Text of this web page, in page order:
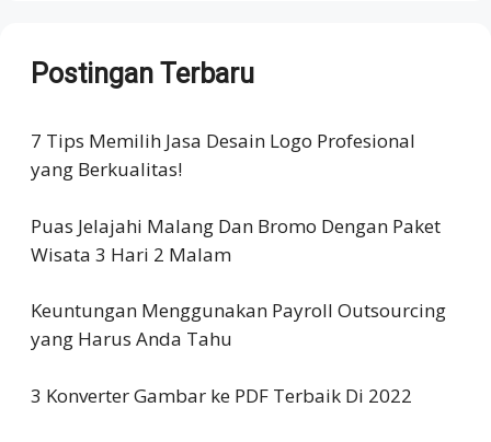
Postingan Terbaru
7 Tips Memilih Jasa Desain Logo Profesional
yang Berkualitas!
Puas Jelajahi Malang Dan Bromo Dengan Paket
Wisata 3 Hari 2 Malam
Keuntungan Menggunakan Payroll Outsourcing
yang Harus Anda Tahu
3 Konverter Gambar ke PDF Terbaik Di 2022